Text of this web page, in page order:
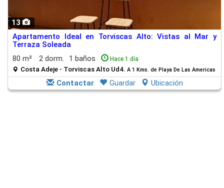
13
Apartamento Ideal en Torviscas Alto: Vistas al Mar y
Terraza Soleada
80 m²
2 dorm. 1 baños Hace 1 día
Costa Adeje - Torviscas Alto Ud4. A 1 Kms. de Playa De Las Americas
Contactar Guardar Ubicación